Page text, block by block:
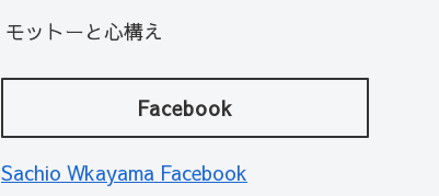
モットーと心構え
Facebook
Sachio Wkayama Facebook